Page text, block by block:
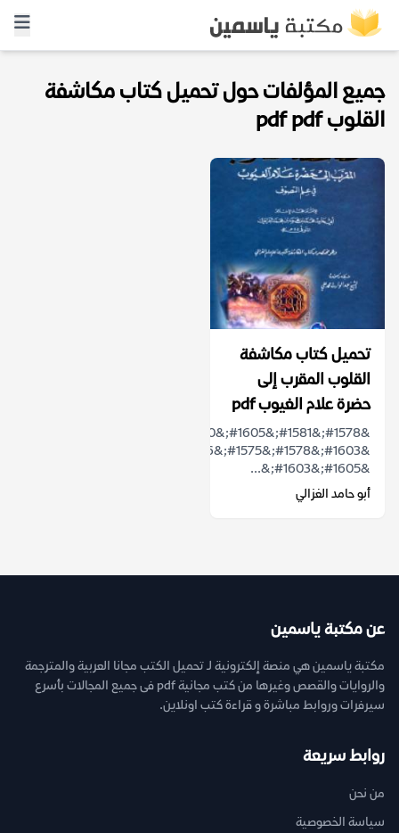
جميع المؤلفات حول تحميل كتاب مكاشفة
القلوب pdf pdf
تحميل كتاب مكاشفة
القلوب المقرب إلى
حضرة علام الغيوب pdf
&#1605;&#1603;&...
أبو حامد الغزالي
عن مكتبة ياسمين
مكتبة ياسمين هي منصة إلكترونية لـ تحميل الكتب مجانا العربية والمترجمة
والروايات والقصص وغيرها من كتب مجانية pdf فى جميع المجالات بأسرع
سيرفرات وروابط مباشرة و قراءة كتب اونلاين.
روابط سريعة
من نحن
سياسة الخصوصية